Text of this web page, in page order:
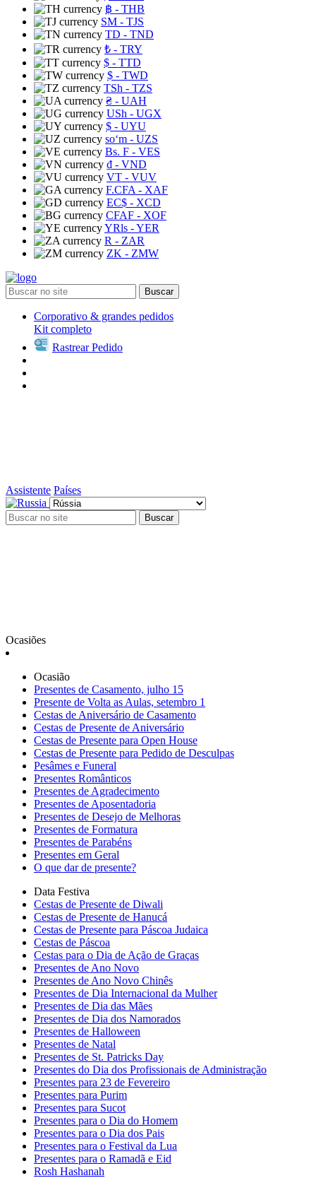
฿ - THB
ЅМ - TJS
TD - TND
₺ - TRY
$ - TTD
$ - TWD
TSh - TZS
₴ - UAH
USh - UGX
$ - UYU
soʻm - UZS
Bs. F - VES
₫ - VND
VT - VUV
F.CFA - XAF
EC$ - XCD
CFAF - XOF
YRls - YER
R - ZAR
ZK - ZMW
Buscar
Corporativo & grandes pedidos
Kit completo
Rastrear Pedido
Assistente Países
Buscar
Ocasiões
Ocasião
Presentes de Casamento, julho 15
Presente de Volta as Aulas, setembro 1
Cestas de Aniversário de Casamento
Cestas de Presente de Aniversário
Cestas de Presente para Open House
Cestas de Presente para Pedido de Desculpas
Pesâmes e Funeral
Presentes Românticos
Presentes de Agradecimento
Presentes de Aposentadoria
Presentes de Desejo de Melhoras
Presentes de Formatura
Presentes de Parabéns
Presentes em Geral
O que dar de presente?
Data Festiva
Cestas de Presente de Diwali
Cestas de Presente de Hanucá
Cestas de Presente para Páscoa Judaica
Cestas de Páscoa
Cestas para o Dia de Ação de Graças
Presentes de Ano Novo
Presentes de Ano Novo Chinês
Presentes de Dia Internacional da Mulher
Presentes de Dia das Mães
Presentes de Dia dos Namorados
Presentes de Halloween
Presentes de Natal
Presentes de St. Patricks Day
Presentes do Dia dos Profissionais de Administração
Presentes para 23 de Fevereiro
Presentes para Purim
Presentes para Sucot
Presentes para o Dia do Homem
Presentes para o Dia dos Pais
Presentes para o Festival da Lua
Presentes para o Ramadã e Eid
Rosh Hashanah